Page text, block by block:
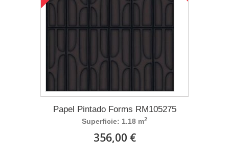
Papel Pintado Forms RM105275
Superficie: 1.18 m2
356,00 €